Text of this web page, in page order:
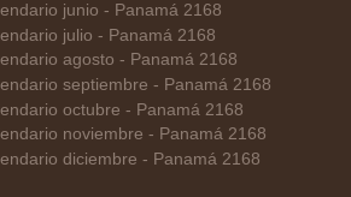
junio - Panamá 2168
julio - Panamá 2168
agosto - Panamá 2168
septiembre - Panamá 2168
octubre - Panamá 2168
noviembre - Panamá 2168
diciembre - Panamá 2168